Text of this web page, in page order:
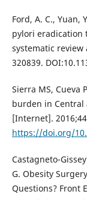
Ford, A. C., Yuan,
pylori eradication
systematic review
320839.
Sierra MS, Cueva
burden in Central
[Internet].
https://doi.org/
Castagneto-
G. Obesity
Questions? Front